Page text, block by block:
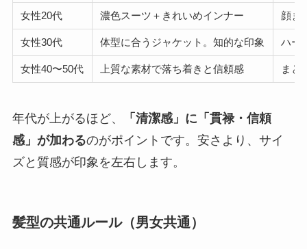
女性20代 濃色スーツ＋きれいめインナー 顔ま
女性30代 体型に合うジャケット。知的な印象 ハー
女性40〜50代 上質な素材で落ち着きと信頼感 まと
年代が上がるほど、
「清潔感」に「貫禄・信頼
感」が加わるのがポイントです。安さより、サイ
ズと質感が印象を左右します。
髪型の共通ルール（男女共通）